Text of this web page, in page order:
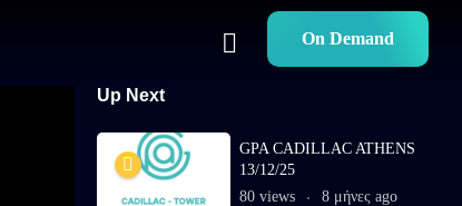
On Demand
Up Next
GPA CADILLAC ATHENS
13/12/25
80 views
8 μήνες ago